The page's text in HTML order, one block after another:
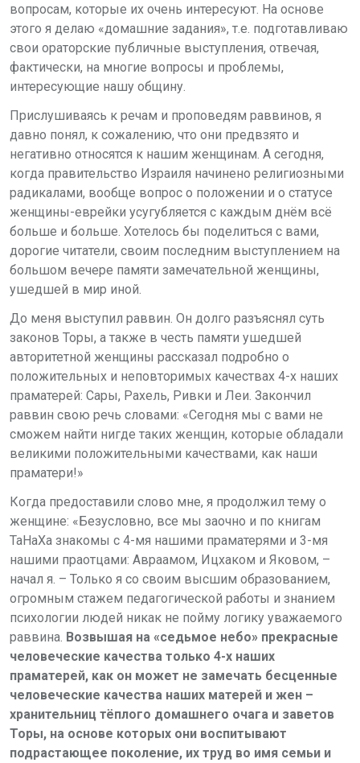
вопросам, которые их очень интересуют. На основе
этого я делаю «домашние задания», т.е. подготавливаю
свои ораторские публичные выступления, отвечая,
фактически, на многие вопросы и проблемы,
интересующие нашу общину.
Прислушиваясь к речам и проповедям раввинов, я
давно понял, к сожалению, что они предвзято и
негативно относятся к нашим женщинам. А сегодня,
когда правительство Израиля начинено религиозными
радикалами, вообще вопрос о положении и о статусе
женщины-еврейки усугубляется с каждым днём всё
больше и больше. Хотелось бы поделиться с вами,
дорогие читатели, своим последним выступлением на
большом вечере памяти замечательной женщины,
ушедшей в мир иной.
До меня выступил раввин. Он долго разъяснял суть
законов Торы, а также в честь памяти ушедшей
авторитетной женщины рассказал подробно о
положительных и неповторимых качествах 4-х наших
праматерей: Сары, Рахель, Ривки и Леи. Закончил
раввин свою речь словами: «Сегодня мы с вами не
сможем найти нигде таких женщин, которые обладали
великими положительными качествами, как наши
праматери!»
Когда предоставили слово мне, я продолжил тему о
женщине: «Безусловно, все мы заочно и по книгам
ТаНаХа знакомы с 4-мя нашими праматерями и 3-мя
нашими праотцами: Авраамом, Ицхаком и Яковом, –
начал я. – Только я со своим высшим образованием,
огромным стажем педагогической работы и знанием
психологии людей никак не пойму логику уважаемого
раввина. Возвышая на «седьмое небо» прекрасные
человеческие качества только 4-х наших
праматерей, как он может не замечать бесценные
человеческие качества наших матерей и жен –
хранительниц тёплого домашнего очага и заветов
Торы, на основе которых они воспитывают
подрастающее поколение, их труд во имя семьи и